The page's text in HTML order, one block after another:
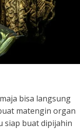
bisa langsung
matengin organ
siap buat dipijahin